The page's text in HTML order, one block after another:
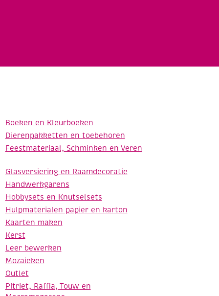
Boeken en Kleurboeken
Dierenpakketten en toebehoren
Feestmateriaal, Schminken en Veren
Glasversiering en Raamdecoratie
Handwerkgarens
Hobbysets en Knutselsets
Hulpmaterialen papier en karton
Kaarten maken
Kerst
Leer bewerken
Mozaieken
Outlet
Pitriet, Raffia, Touw en